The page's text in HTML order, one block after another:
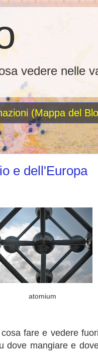
vedere nelle
(Mappa del
e dell'Europa
atomium
fare e vedere fuori
dove mangiare e